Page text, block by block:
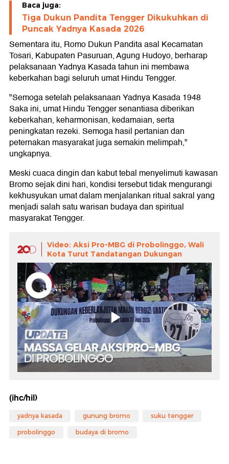
Baca juga:
Tiga Dukun Pandita Tengger Dikukuhkan di
Puncak Yadnya Kasada 2026
Sementara itu, Romo Dukun Pandita asal Kecamatan
Tosari, Kabupaten Pasuruan, Agung Hudoyo, berharap
pelaksanaan Yadnya Kasada tahun ini membawa
keberkahan bagi seluruh umat Hindu Tengger.
"Semoga setelah pelaksanaan Yadnya Kasada 1948
Saka ini, umat Hindu Tengger senantiasa diberikan
keberkahan, keharmonisan, kedamaian, serta
peningkatan rezeki. Semoga hasil pertanian dan
peternakan masyarakat juga semakin melimpah,"
ungkapnya.
Meski cuaca dingin dan kabut tebal menyelimuti kawasan
Bromo sejak dini hari, kondisi tersebut tidak mengurangi
kekhusyukan umat dalam menjalankan ritual sakral yang
menjadi salah satu warisan budaya dan spiritual
masyarakat Tengger.
Video: Aksi Pro-MBG di Probolinggo, Wali
Kota Turut Tandatangan Dukungan
(ihc/hil)
yadnya kasada gunung bromo suku tengger
probolinggo budaya di bromo